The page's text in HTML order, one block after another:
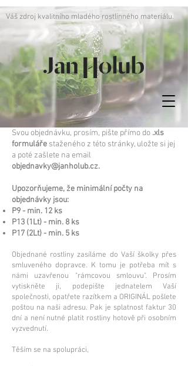
Váš zdroj kvalitního mladého rostlinného materiálu.
Svou objednávku, prosím, pište přímo do .xls
formuláře staženého z této stránky, uložte si jej
a poté zašlete na email
objednavky@janholub.cz.
Upozorňujeme, že minimální počty na
objednávky jsou:
P9 - min. 12 ks
P13 (1Lt) - min. 8 ks
P17 (2Lt) - min. 5 ks
Objednané rostliny zasíláme do Vaší školky přes
smluveného dopravce. K tomu je potřeba mít s
námi uzavřenou "rámcovou smlouvu". Prosím
vytiskněte ji, podepište jednatelem Vaší
společnosti, opatřete razítkem a ORIGINÁL pošlete
poštou na naši adresu. Pak je splatnost faktur 30
dní a není nutné platit rostliny hotově při osobním
vyzvednutí.
Těším se na spolupráci,